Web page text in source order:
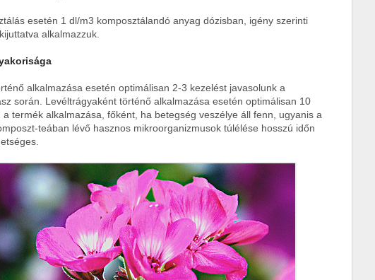
esetén 1 dl/m3 komposztálandó anyag dózisban, igény szerinti
alkalmazzuk.
alkalmazása esetén optimálisan 2-3 kezelést javasolunk a
során. Levéltrágyaként történő alkalmazása esetén optimálisan 10
termék alkalmazása, főként, ha betegség veszélye áll fenn, ugyanis a
teában lévő hasznos mikroorganizmusok túlélése hosszú időn